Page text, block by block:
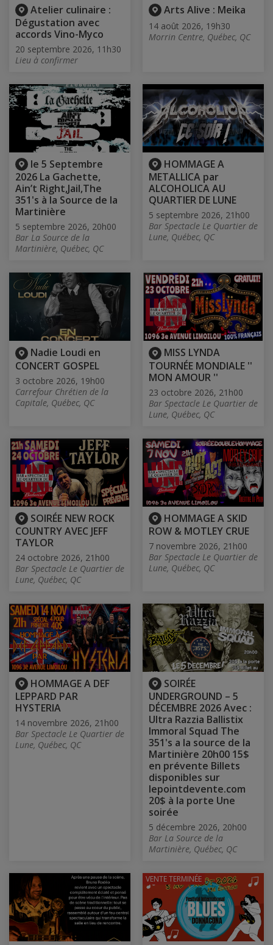
Atelier culinaire :
Dégustation avec
accords Vino-Myco
20 septembre 2026, 11h30
Lieu à confirmer
Arts Alive : Meika
14 août 2026, 19h30
Morrin Centre, Québec, QC
le 5 Septembre
2026 La Gachette,
Ain’t Right,Jail,The
351's à la Source de la
Martinière
5 septembre 2026, 20h00
Bar La Source de la
Martinière, Québec, QC
HOMMAGE A
METALLICA par
ALCOHOLICA AU
QUARTIER DE LUNE
5 septembre 2026, 21h00
Bar Spectacle Le Quartier de
Lune, Québec, QC
Nadie Loudi en
CONCERT GOSPEL
3 octobre 2026, 19h00
Carrefour Chrétien de la
Capitale, Québec, QC
MISS LYNDA
TOURNÉE MONDIALE ''
MON AMOUR ''
23 octobre 2026, 21h00
Bar Spectacle Le Quartier de
Lune, Québec, QC
SOIRÉE NEW ROCK
COUNTRY AVEC JEFF
TAYLOR
24 octobre 2026, 21h00
Bar Spectacle Le Quartier de
Lune, Québec, QC
HOMMAGE A SKID
ROW & MOTLEY CRUE
7 novembre 2026, 21h00
Bar Spectacle Le Quartier de
Lune, Québec, QC
HOMMAGE A DEF
LEPPARD PAR
HYSTERIA
14 novembre 2026, 21h00
Bar Spectacle Le Quartier de
Lune, Québec, QC
SOIRÉE
UNDERGROUND – 5
DÉCEMBRE 2026 Avec :
Ultra Razzia Ballistix
Immoral Squad The
351's a la source de la
Martinière 20h00 15$
en prévente Billets
disponibles sur
lepointdevente.com
20$ à la porte Une
soirée
5 décembre 2026, 20h00
Bar La Source de la
Martinière, Québec, QC
VENTE TERMINÉE